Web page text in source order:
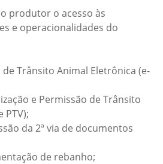
produtor o acesso às
e operacionalidades do
de Trânsito Animal Eletrônica (e-
e Permissão de Trânsito
PTV);
da 2ª via de documentos
de rebanho;